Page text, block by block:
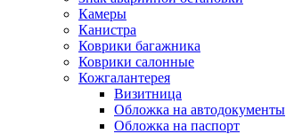
Камеры
Канистра
Коврики багажника
Коврики салонные
Кожгалантерея
Визитница
Обложка на автодокументы
Обложка на паспорт